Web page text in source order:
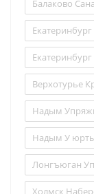
Балаково
Верхотурье
Надым
Надым У
Лонгъюган
Холмск